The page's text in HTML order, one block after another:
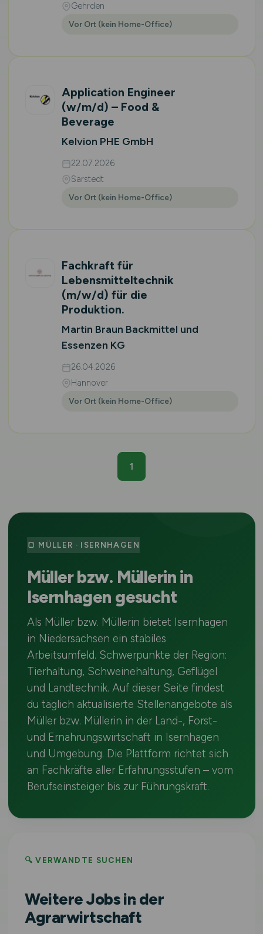
Gehrden
Vor Ort (kein Home-Office)
Application Engineer
(w/m/d) – Food &
Beverage
Kelvion PHE GmbH
22.07.2026
Sarstedt
Vor Ort (kein Home-Office)
Fachkraft für
Lebensmitteltechnik
(m/w/d) für die
Produktion.
Martin Braun Backmittel und
Essenzen KG
26.04.2026
Hannover
Vor Ort (kein Home-Office)
1
🍞 MÜLLER · ISERNHAGEN
Müller bzw. Müllerin in
Isernhagen gesucht
Als Müller bzw. Müllerin bietet Isernhagen
in Niedersachsen ein stabiles
Arbeitsumfeld. Schwerpunkte der Region:
Tierhaltung, Schweinehaltung, Geflügel
und Landtechnik. Auf dieser Seite findest
du täglich aktualisierte Stellenangebote als
Müller bzw. Müllerin in der Land-, Forst-
und Ernährungswirtschaft in Isernhagen
und Umgebung. Die Plattform richtet sich
an Fachkräfte aller Erfahrungsstufen – vom
Berufseinsteiger bis zur Führungskraft.
🔍 VERWANDTE SUCHEN
Weitere Jobs in der
Agrarwirtschaft